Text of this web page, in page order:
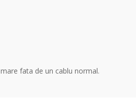
fata de un cablu normal.